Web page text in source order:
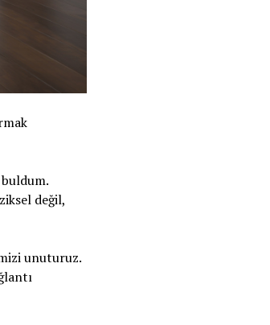
değil,
unuturuz.